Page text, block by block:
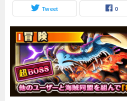
Tweet 0